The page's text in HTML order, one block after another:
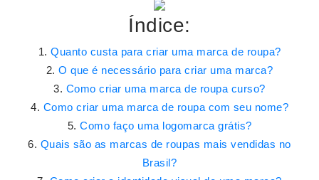
Índice:
Quanto custa para criar uma marca de roupa?
O que é necessário para criar uma marca?
Como criar uma marca de roupa curso?
Como criar uma marca de roupa com seu nome?
Como faço uma logomarca grátis?
Quais são as marcas de roupas mais vendidas no
Brasil?